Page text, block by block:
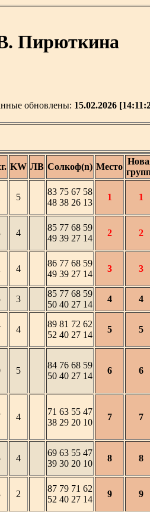
Пирюткина
обновлены: 15.02.2026
KW ЛВ Солкоф(n) Место
5
83 75 67 58
48 38 26 13
1 1
4
85 77 68 59
49 39 27 14
2 2
4
86 77 68 59
49 39 27 14
3 3
3
85 77 68 59
50 40 27 14
4 4
4
89 81 72 62
52 40 27 14
5 5
5
84 76 68 59
50 40 27 14
6 6
4
71 63 55 47
38 29 20 10
7 7
4
69 63 55 47
39 30 20 10
8 8
2
87 79 71 62
52 40 27 14
9 9